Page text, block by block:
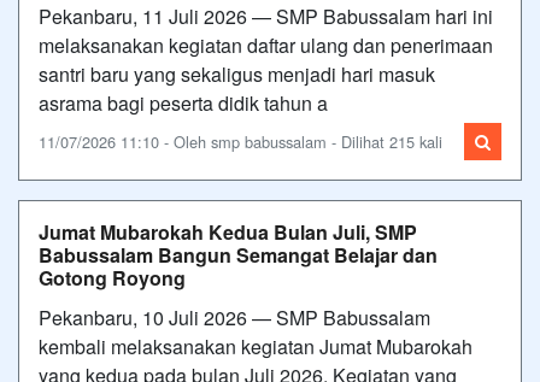
Pekanbaru, 11 Juli 2026 — SMP Babussalam hari ini
melaksanakan kegiatan daftar ulang dan penerimaan
santri baru yang sekaligus menjadi hari masuk
asrama bagi peserta didik tahun a
11/07/2026 11:10 - Oleh smp babussalam - Dilihat 215 kali
Jumat Mubarokah Kedua Bulan Juli, SMP
Babussalam Bangun Semangat Belajar dan
Gotong Royong
Pekanbaru, 10 Juli 2026 — SMP Babussalam
kembali melaksanakan kegiatan Jumat Mubarokah
yang kedua pada bulan Juli 2026. Kegiatan yang